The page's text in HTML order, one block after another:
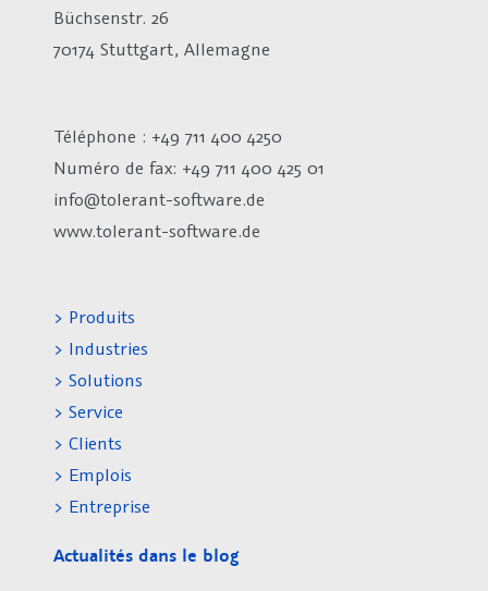
Büchsenstr. 26
70174 Stuttgart, Allemagne
Téléphone : +49 711 400 4250
Numéro de fax: +49 711 400 425 01
info@tolerant-software.de
www.tolerant-software.de
> Produits
> Industries
> Solutions
> Service
> Clients
> Emplois
> Entreprise
Actualités dans le blog